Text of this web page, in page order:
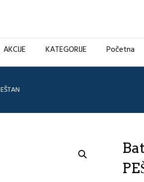
AKCIJE KATEGORIJE Početna